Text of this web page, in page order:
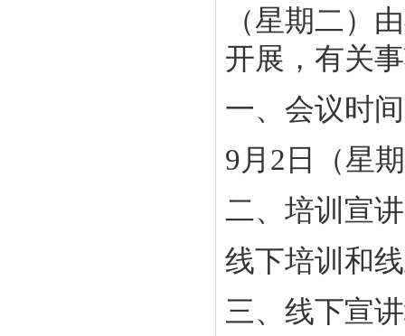
（星期二）
开展，有关
一、会议时间
9月2日（星
二、培训宣
线下培训和
三、线下宣